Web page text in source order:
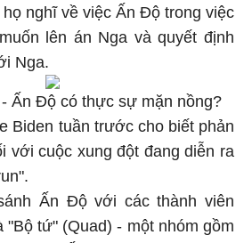
nghĩ về việc Ấn Độ trong việc
lên án Nga và quyết định
Nga.
Ấn Độ có thực sự mặn nồng?
Biden tuần trước cho biết phản
với cuộc xung đột đang diễn ra
Ấn Độ với các thành viên
"Bộ tứ" (Quad) - một nhóm gồm